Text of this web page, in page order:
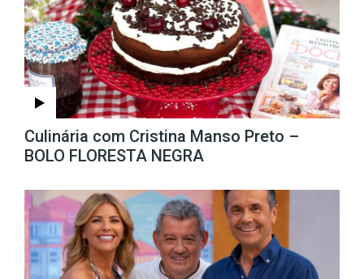
Culinária com Cristina Manso Preto –
BOLO FLORESTA NEGRA